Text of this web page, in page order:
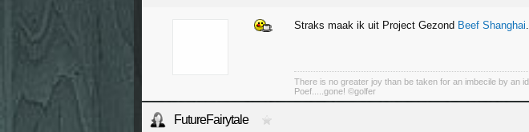
Straks maak ik uit Project Gezond Beef Shanghai.
There is no greater joy than be taken for an imbecile by an
Poef.....gone! ©golfer
FutureFairytale